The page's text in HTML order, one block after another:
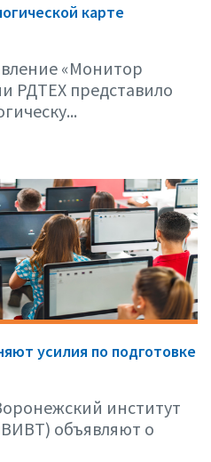
карте
«Монитор
РДТЕХ представило
усилия по подготовке
институт
объявляют о